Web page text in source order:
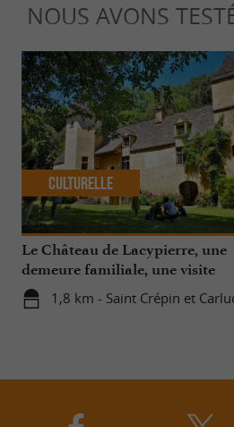
NOUS AVONS
Le Château de Lacypierre, une
demeure familiale, une visite
d’émotion !
1,8 km - Saint Crépin et
Culturelle